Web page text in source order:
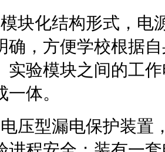
块化结构形式，电
确，方便学校根据
实验模块之间的工
体。
压型漏电保护装置